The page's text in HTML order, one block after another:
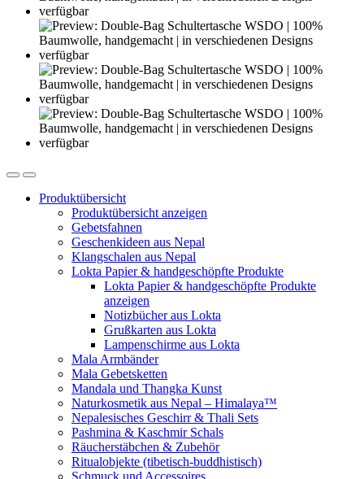
Produktübersicht
Produktübersicht anzeigen
Gebetsfahnen
Geschenkideen aus Nepal
Klangschalen aus Nepal
Lokta Papier & handgeschöpfte Produkte
Lokta Papier & handgeschöpfte Produkte
anzeigen
Notizbücher aus Lokta
Grußkarten aus Lokta
Lampenschirme aus Lokta
Mala Armbänder
Mala Gebetsketten
Mandala und Thangka Kunst
Naturkosmetik aus Nepal – Himalaya™
Nepalesisches Geschirr & Thali Sets
Pashmina & Kaschmir Schals
Räucherstäbchen & Zubehör
Ritualobjekte (tibetisch-buddhistisch)